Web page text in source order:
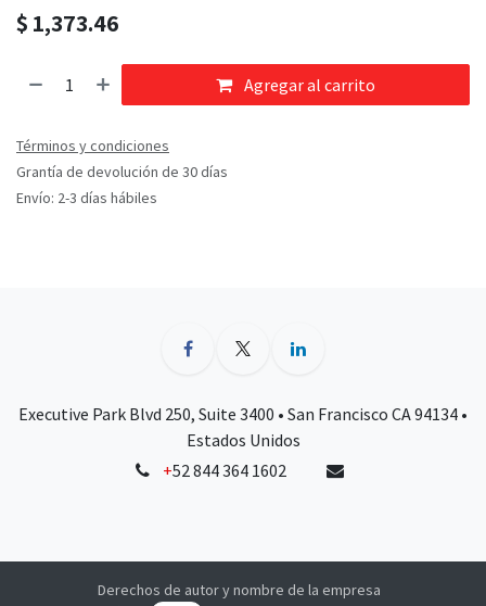
$ 1,373.46
Agregar al carrito
Términos y condiciones
Grantía de devolución de 30 días
Envío: 2-3 días hábiles
Executive Park Blvd 250, Suite 3400 • San Francisco CA 94134 •
Estados Unidos
+52 844 364 1602
Derechos de autor y nombre de la empresa